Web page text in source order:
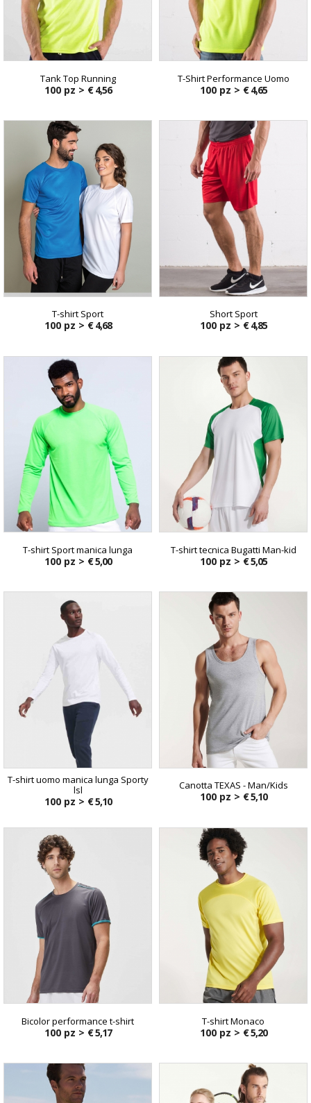
Tank Top Running
100 pz > € 4,56
T-Shirt Performance Uomo
100 pz > € 4,65
T-shirt Sport
100 pz > € 4,68
Short Sport
100 pz > € 4,85
T-shirt Sport manica lunga
100 pz > € 5,00
T-shirt tecnica Bugatti Man-kid
100 pz > € 5,05
T-shirt uomo manica lunga Sporty
lsl
100 pz > € 5,10
Canotta TEXAS - Man/Kids
100 pz > € 5,10
Bicolor performance t-shirt
100 pz > € 5,17
T-shirt Monaco
100 pz > € 5,20